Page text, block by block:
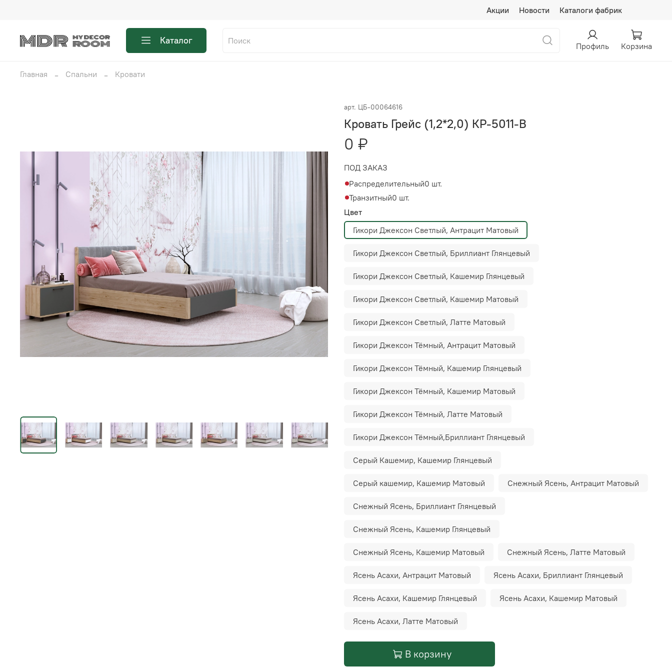
Акции Новости Каталоги фабрик
Каталог Профиль Корзина
Главная Спальни Кровати
арт. ЦБ-00064616
Кровать Грейс (1,2*2,0) КР-5011-В
0 ₽
ПОД ЗАКАЗ
Распределительный0 шт.
Транзитный0 шт.
Цвет
Гикори Джексон Светлый, Антрацит Матовый
Гикори Джексон Светлый, Бриллиант Глянцевый
Гикори Джексон Светлый, Кашемир Глянцевый
Гикори Джексон Светлый, Кашемир Матовый
Гикори Джексон Светлый, Латте Матовый
Гикори Джексон Тёмный, Антрацит Матовый
Гикори Джексон Тёмный, Кашемир Глянцевый
Гикори Джексон Тёмный, Кашемир Матовый
Гикори Джексон Тёмный, Латте Матовый
Гикори Джексон Тёмный,Бриллиант Глянцевый
Серый Кашемир, Кашемир Глянцевый
Серый кашемир, Кашемир Матовый Снежный Ясень, Антрацит Матовый
Снежный Ясень, Бриллиант Глянцевый
Снежный Ясень, Кашемир Глянцевый
Снежный Ясень, Кашемир Матовый Снежный Ясень, Латте Матовый
Ясень Асахи, Антрацит Матовый Ясень Асахи, Бриллиант Глянцевый
Ясень Асахи, Кашемир Глянцевый Ясень Асахи, Кашемир Матовый
Ясень Асахи, Латте Матовый
В корзину